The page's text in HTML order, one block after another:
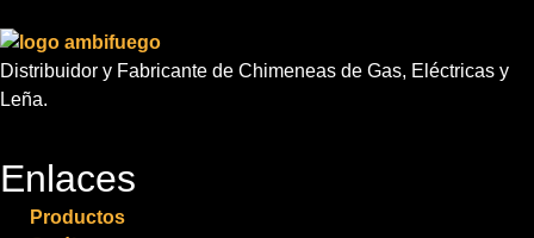
Distribuidor y Fabricante de Chimeneas de Gas, Eléctricas y
Leña.
Enlaces
Productos